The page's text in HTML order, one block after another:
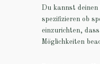
Du kannst deinen
spezifizieren ob
einzurichten,
Möglichkeiten